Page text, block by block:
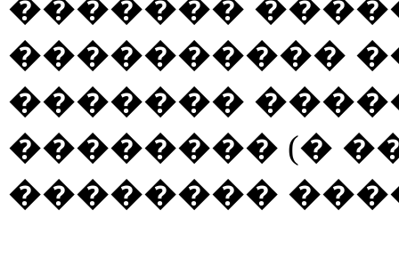
�������
����������
�������
�������� (�
��������